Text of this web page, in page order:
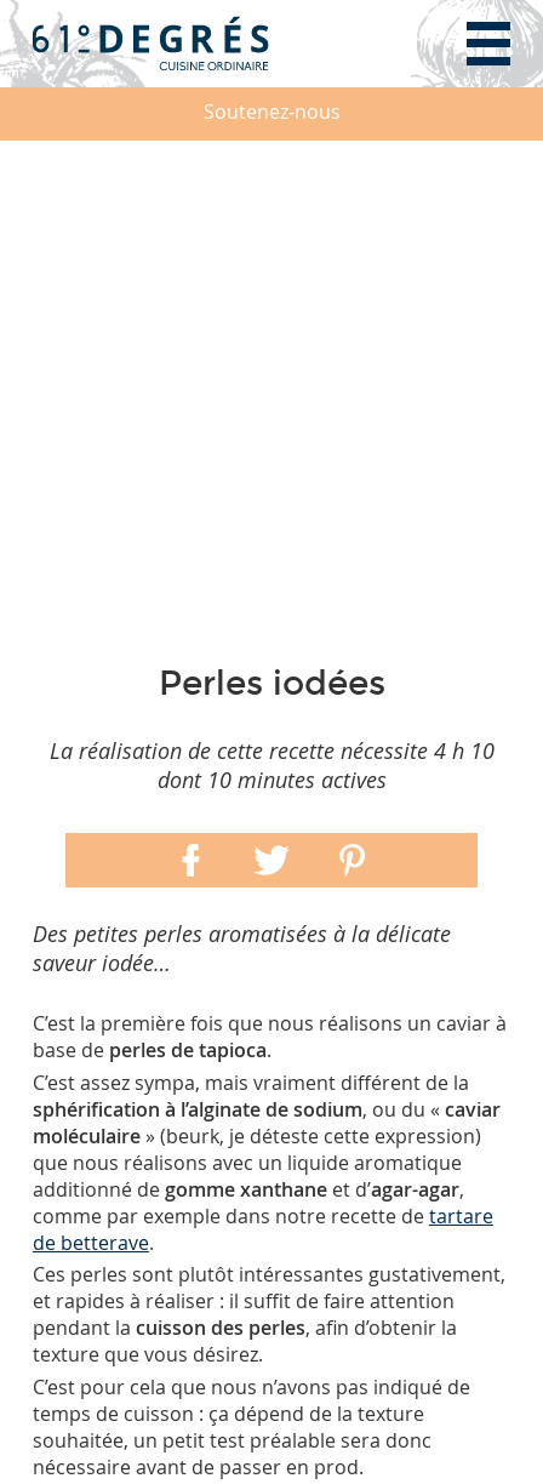
Soutenez-nous
Perles iodées
La réalisation de cette recette nécessite 4 h 10
dont 10 minutes actives
Des petites perles aromatisées à la délicate
saveur iodée…
C’est la première fois que nous réalisons un caviar à
base de perles de tapioca.
C’est assez sympa, mais vraiment différent de la
sphérification à l’alginate de sodium, ou du « caviar
moléculaire» (beurk, je déteste cette expression)
que nous réalisons avec un liquide aromatique
additionné degomme xanthaneet d’agar-agar,
comme par exemple dans notre recette detartare
de betterave.
Ces perles sont plutôt intéressantes gustativement,
et rapides à réaliser : il suffit de faire attention
pendant la cuisson des perles, afin d’obtenir la
texture que vous désirez.
C’est pour cela que nous n’avons pas indiqué de
temps de cuisson : ça dépend de la texture
souhaitée, un petit test préalable sera donc
nécessaire avant de passer en prod.